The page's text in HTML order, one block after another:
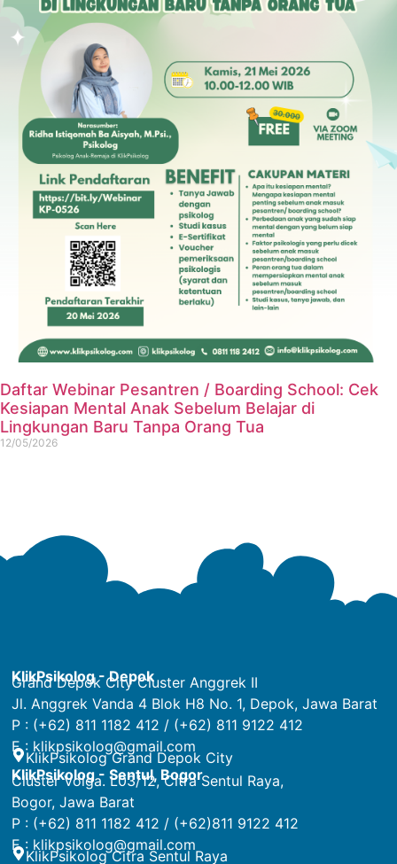
Daftar Webinar Pesantren / Boarding School: Cek
Kesiapan Mental Anak Sebelum Belajar di
Lingkungan Baru Tanpa Orang Tua
12/05/2026
KlikPsikolog - Depok
Grand Depok City Cluster Anggrek II
Jl. Anggrek Vanda 4 Blok H8 No. 1, Depok, Jawa Barat
P : (+62) 811 1182 412 / (+62) 811 9122 412
E : klikpsikolog@gmail.com
KlikPsikolog Grand Depok City
KlikPsikolog - Sentul, Bogor
Cluster Volga. L03/12, Citra Sentul Raya,
Bogor, Jawa Barat
P : (+62) 811 1182 412 / (+62)811 9122 412
E : klikpsikolog@gmail.com
KlikPsikolog Citra Sentul Raya